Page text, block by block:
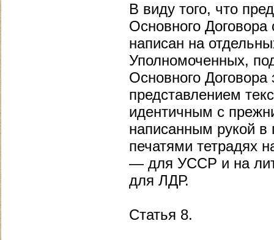
В виду того, что
Основного
написан на
Уполномоченных,
Основного
представлением
идентичным с
написанным рукой в
печатями тетрадях
— для УССР и на
для ЛДР.
Статья 8.